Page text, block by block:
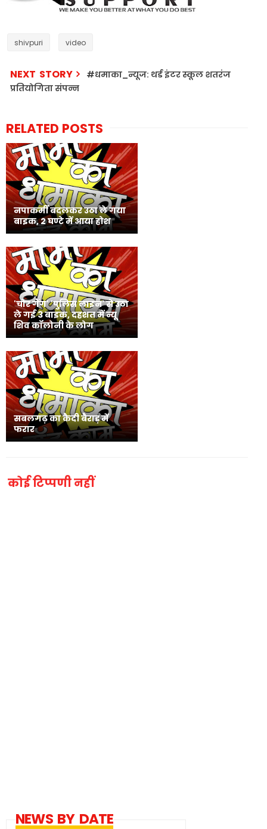
shivpuri video
NEXT STORY
#धमाका_न्यूज: थर्ड इंटर स्कूल शतरंज
प्रतियोगिता संपन्न
RELATED POSTS
नपाकर्मी बदलकर उठा ले गया
बाइक, 2 घण्टे में आया होश
'चोर गैंग' 'पुलिस लाइन' से उठा
ले गई 3 बाइक, दहशत में न्यू
शिव कॉलोनी के लोग
सबलगढ़ का कैदी बैराड़ में
फरार
कोई टिप्पणी नहीं
NEWS BY DATE